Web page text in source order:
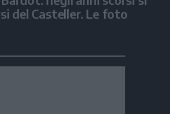
del Casteller. Le foto